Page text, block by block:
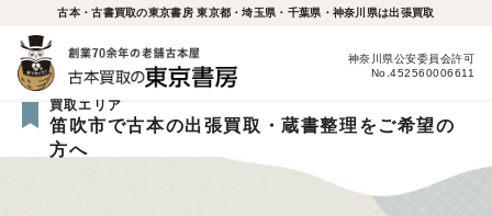
古本・古書買取の東京書房 東京都・埼玉県・千葉県・神奈川県は出張買取
神奈川県公安委員会許可
No.452560006611
買取エリア
笛吹市で古本の出張買取・蔵書整理をご希望の
方へ